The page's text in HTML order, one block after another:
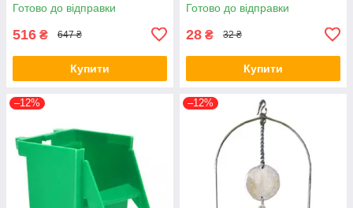
Готово до відправки
516 ₴ 647 ₴
Купити
Готово до відправки
28 ₴ 32 ₴
Купити
–12% –12%